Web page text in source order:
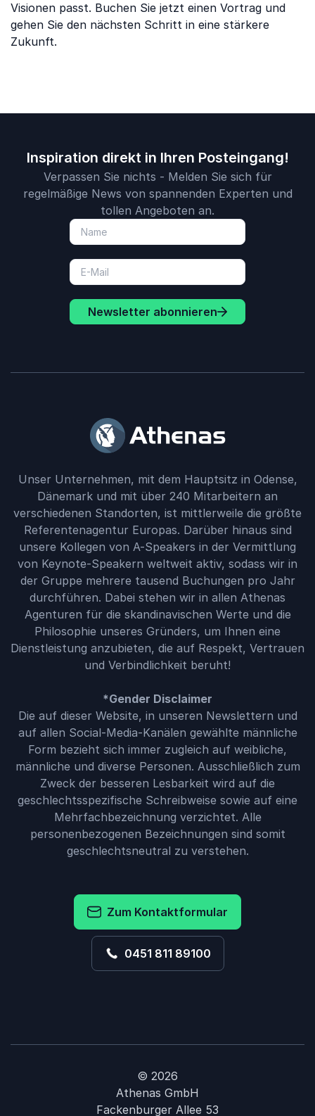
Visionen passt. Buchen Sie jetzt einen Vortrag und
gehen Sie den nächsten Schritt in eine stärkere
Zukunft.
Inspiration direkt in Ihren Posteingang!
Verpassen Sie nichts - Melden Sie sich für
regelmäßige News von spannenden Experten und
tollen Angeboten an.
Newsletter abonnieren
Unser Unternehmen, mit dem Hauptsitz in Odense,
Dänemark und mit über 240 Mitarbeitern an
verschiedenen Standorten, ist mittlerweile die größte
Referentenagentur Europas. Darüber hinaus sind
unsere Kollegen von A-Speakers in der Vermittlung
von Keynote-Speakern weltweit aktiv, sodass wir in
der Gruppe mehrere tausend Buchungen pro Jahr
durchführen. Dabei stehen wir in allen Athenas
Agenturen für die skandinavischen Werte und die
Philosophie unseres Gründers, um Ihnen eine
Dienstleistung anzubieten, die auf Respekt, Vertrauen
und Verbindlichkeit beruht!
*Gender Disclaimer
Die auf dieser Website, in unseren Newslettern und
auf allen Social-Media-Kanälen gewählte männliche
Form bezieht sich immer zugleich auf weibliche,
männliche und diverse Personen. Ausschließlich zum
Zweck der besseren Lesbarkeit wird auf die
geschlechtsspezifische Schreibweise sowie auf eine
Mehrfachbezeichnung verzichtet. Alle
personenbezogenen Bezeichnungen sind somit
geschlechtsneutral zu verstehen.
Zum Kontaktformular
0451 811 89100
© 2026
Athenas GmbH
Fackenburger Allee 53